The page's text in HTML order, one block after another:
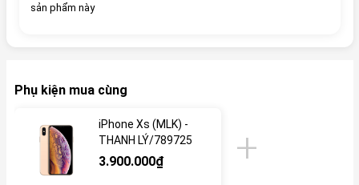
sản phẩm này
Phụ kiện mua cùng
iPhone Xs (MLK) -
THANH LÝ/789725
3.900.000₫